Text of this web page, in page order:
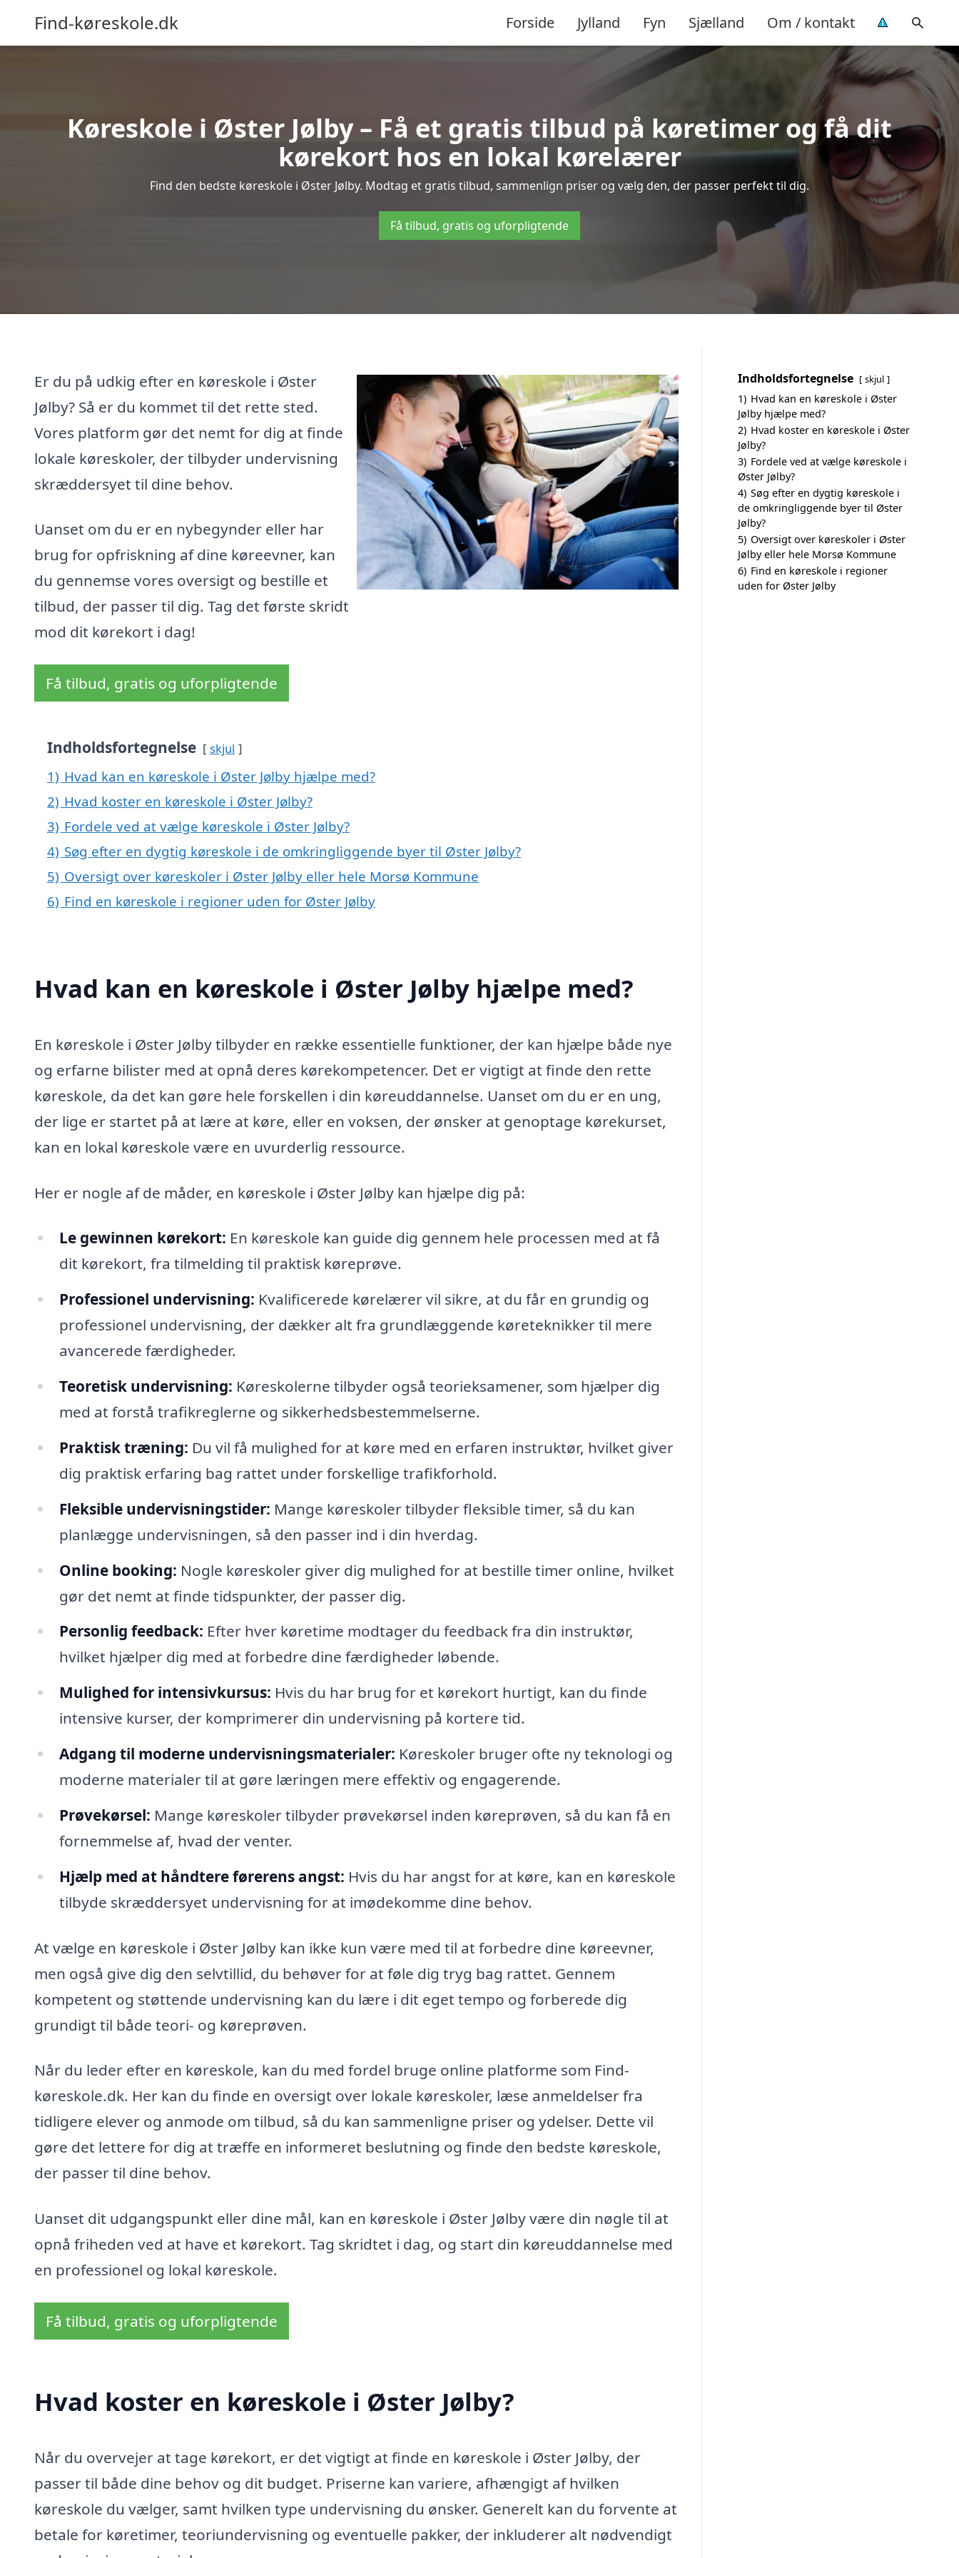
Find-køreskole.dk Forside Jylland Fyn Sjælland Om / kontakt
Køreskole i Øster Jølby – Få et gratis tilbud på køretimer og få dit
kørekort hos en lokal kørelærer
Find den bedste køreskole i Øster Jølby. Modtag et gratis tilbud, sammenlign priser og vælg den, der passer perfekt til dig.
Få tilbud, gratis og uforpligtende
Er du på udkig efter en køreskole i Øster
Jølby? Så er du kommet til det rette sted.
Vores platform gør det nemt for dig at finde
lokale køreskoler, der tilbyder undervisning
skræddersyet til dine behov.
Uanset om du er en nybegynder eller har
brug for opfriskning af dine køreevner, kan
du gennemse vores oversigt og bestille et
tilbud, der passer til dig. Tag det første skridt
mod dit kørekort i dag!
Få tilbud, gratis og uforpligtende
Indholdsfortegnelse skjul
1) Hvad kan en køreskole i Øster Jølby hjælpe med?
2) Hvad koster en køreskole i Øster Jølby?
3) Fordele ved at vælge køreskole i Øster Jølby?
4) Søg efter en dygtig køreskole i de omkringliggende byer til Øster Jølby?
5) Oversigt over køreskoler i Øster Jølby eller hele Morsø Kommune
6) Find en køreskole i regioner uden for Øster Jølby
Hvad kan en køreskole i Øster Jølby hjælpe med?
En køreskole i Øster Jølby tilbyder en række essentielle funktioner, der kan hjælpe både nye
og erfarne bilister med at opnå deres kørekompetencer. Det er vigtigt at finde den rette
køreskole, da det kan gøre hele forskellen i din køreuddannelse. Uanset om du er en ung,
der lige er startet på at lære at køre, eller en voksen, der ønsker at genoptage kørekurset,
kan en lokal køreskole være en uvurderlig ressource.
Her er nogle af de måder, en køreskole i Øster Jølby kan hjælpe dig på:
Le gewinnen kørekort: En køreskole kan guide dig gennem hele processen med at få
dit kørekort, fra tilmelding til praktisk køreprøve.
Professionel undervisning: Kvalificerede kørelærer vil sikre, at du får en grundig og
professionel undervisning, der dækker alt fra grundlæggende køreteknikker til mere
avancerede færdigheder.
Teoretisk undervisning: Køreskolerne tilbyder også teorieksamener, som hjælper dig
med at forstå trafikreglerne og sikkerhedsbestemmelserne.
Praktisk træning: Du vil få mulighed for at køre med en erfaren instruktør, hvilket giver
dig praktisk erfaring bag rattet under forskellige trafikforhold.
Fleksible undervisningstider: Mange køreskoler tilbyder fleksible timer, så du kan
planlægge undervisningen, så den passer ind i din hverdag.
Online booking: Nogle køreskoler giver dig mulighed for at bestille timer online, hvilket
gør det nemt at finde tidspunkter, der passer dig.
Personlig feedback: Efter hver køretime modtager du feedback fra din instruktør,
hvilket hjælper dig med at forbedre dine færdigheder løbende.
Mulighed for intensivkursus: Hvis du har brug for et kørekort hurtigt, kan du finde
intensive kurser, der komprimerer din undervisning på kortere tid.
Adgang til moderne undervisningsmaterialer: Køreskoler bruger ofte ny teknologi og
moderne materialer til at gøre læringen mere effektiv og engagerende.
Prøvekørsel: Mange køreskoler tilbyder prøvekørsel inden køreprøven, så du kan få en
fornemmelse af, hvad der venter.
Hjælp med at håndtere førerens angst: Hvis du har angst for at køre, kan en køreskole
tilbyde skræddersyet undervisning for at imødekomme dine behov.
At vælge en køreskole i Øster Jølby kan ikke kun være med til at forbedre dine køreevner,
men også give dig den selvtillid, du behøver for at føle dig tryg bag rattet. Gennem
kompetent og støttende undervisning kan du lære i dit eget tempo og forberede dig
grundigt til både teori- og køreprøven.
Når du leder efter en køreskole, kan du med fordel bruge online platforme som Find-
køreskole.dk. Her kan du finde en oversigt over lokale køreskoler, læse anmeldelser fra
tidligere elever og anmode om tilbud, så du kan sammenligne priser og ydelser. Dette vil
gøre det lettere for dig at træffe en informeret beslutning og finde den bedste køreskole,
der passer til dine behov.
Uanset dit udgangspunkt eller dine mål, kan en køreskole i Øster Jølby være din nøgle til at
opnå friheden ved at have et kørekort. Tag skridtet i dag, og start din køreuddannelse med
en professionel og lokal køreskole.
Få tilbud, gratis og uforpligtende
Hvad koster en køreskole i Øster Jølby?
Når du overvejer at tage kørekort, er det vigtigt at finde en køreskole i Øster Jølby, der
passer til både dine behov og dit budget. Priserne kan variere, afhængigt af hvilken
køreskole du vælger, samt hvilken type undervisning du ønsker. Generelt kan du forvente at
betale for køretimer, teoriundervisning og eventuelle pakker, der inkluderer alt nødvendigt
Indholdsfortegnelse skjul
1) Hvad kan en køreskole i Øster
Jølby hjælpe med?
2) Hvad koster en køreskole i Øster
Jølby?
3) Fordele ved at vælge køreskole i
Øster Jølby?
4) Søg efter en dygtig køreskole i
de omkringliggende byer til Øster
Jølby?
5) Oversigt over køreskoler i Øster
Jølby eller hele Morsø Kommune
6) Find en køreskole i regioner
uden for Øster Jølby